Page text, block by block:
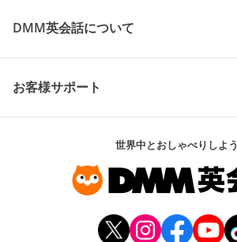
DMM英会話について
お客様サポート
世界中とおしゃべりしよう